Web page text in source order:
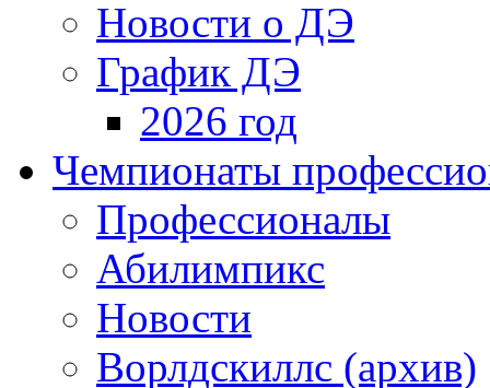
Новости о ДЭ
График ДЭ
2026 год
Чемпионаты
Профессионалы
Абилимпикс
Новости
Ворлдскиллс (архив)